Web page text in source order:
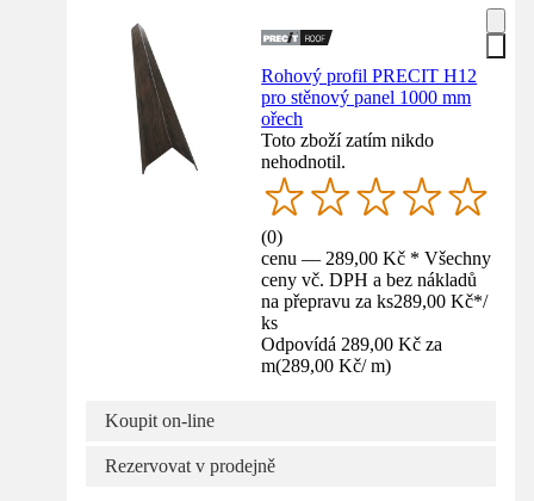
Rohový profil PRECIT H12
pro stěnový panel 1000 mm
ořech
Toto zboží zatím nikdo
nehodnotil.
(0)
cenu — 289,00 Kč * Všechny
ceny vč. DPH a bez nákladů
na přepravu za ks289,00 Kč*/
ks
Odpovídá 289,00 Kč za
m(289,00 Kč/ m)
Koupit on-line
Rezervovat v prodejně